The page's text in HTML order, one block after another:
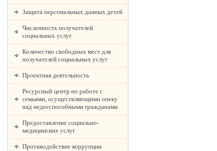
Защита персональных данных детей
Численность получателей
социальных услуг
Количество свободных мест для
получателей социальных услуг
Проектная деятельность
Ресурсный центр по работе с
семьями, осуществляющими опеку
над недееспособными гражданами
Предоставление социально-
медицинских услуг
Противодействие коррупции